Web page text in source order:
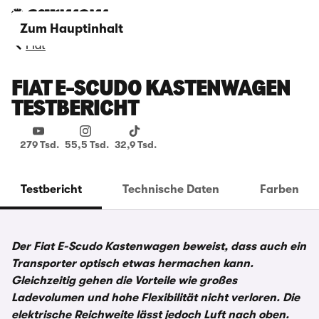
Zum Hauptinhalt
Fiat
FIAT E-SCUDO KASTENWAGEN
TESTBERICHT
279 Tsd. 55,5 Tsd. 32,9 Tsd.
Testbericht Technische Daten Farben
Der Fiat E-Scudo Kastenwagen beweist, dass auch ein
Transporter optisch etwas hermachen kann.
Gleichzeitig gehen die Vorteile wie großes
Ladevolumen und hohe Flexibilität nicht verloren. Die
elektrische Reichweite lässt jedoch Luft nach oben.